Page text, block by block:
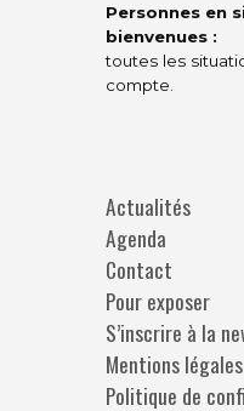
Personnes en
bienvenues :
toutes les
compte.
Actualités
Agenda
Contact
Pour exposer
S’inscrire à la
Mentions légales
Politique de